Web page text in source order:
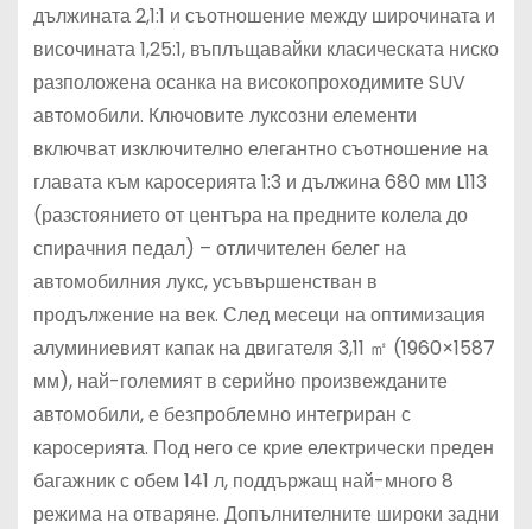
дължината 2,1:1 и съотношение между широчината и
височината 1,25:1, въплъщавайки класическата ниско
разположена осанка на високопроходимите SUV
автомобили. Ключовите луксозни елементи
включват изключително елегантно съотношение на
главата към каросерията 1:3 и дължина 680 мм L113
(разстоянието от центъра на предните колела до
спирачния педал) – отличителен белег на
автомобилния лукс, усъвършенстван в
продължение на век. След месеци на оптимизация
алуминиевият капак на двигателя 3,11 ㎡ (1960×1587
мм), най-големият в серийно произвежданите
автомобили, е безпроблемно интегриран с
каросерията. Под него се крие електрически преден
багажник с обем 141 л, поддържащ най-много 8
режима на отваряне. Допълнителните широки задни